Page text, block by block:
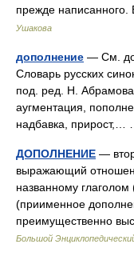
прежде
Ушакова
дополнение — См.
Словарь русских
под. ред. Н.
аугментация,
надбавка,
ДОПОЛНЕНИЕ —
выражающий
названному
(приименное
преимущественно
Большой